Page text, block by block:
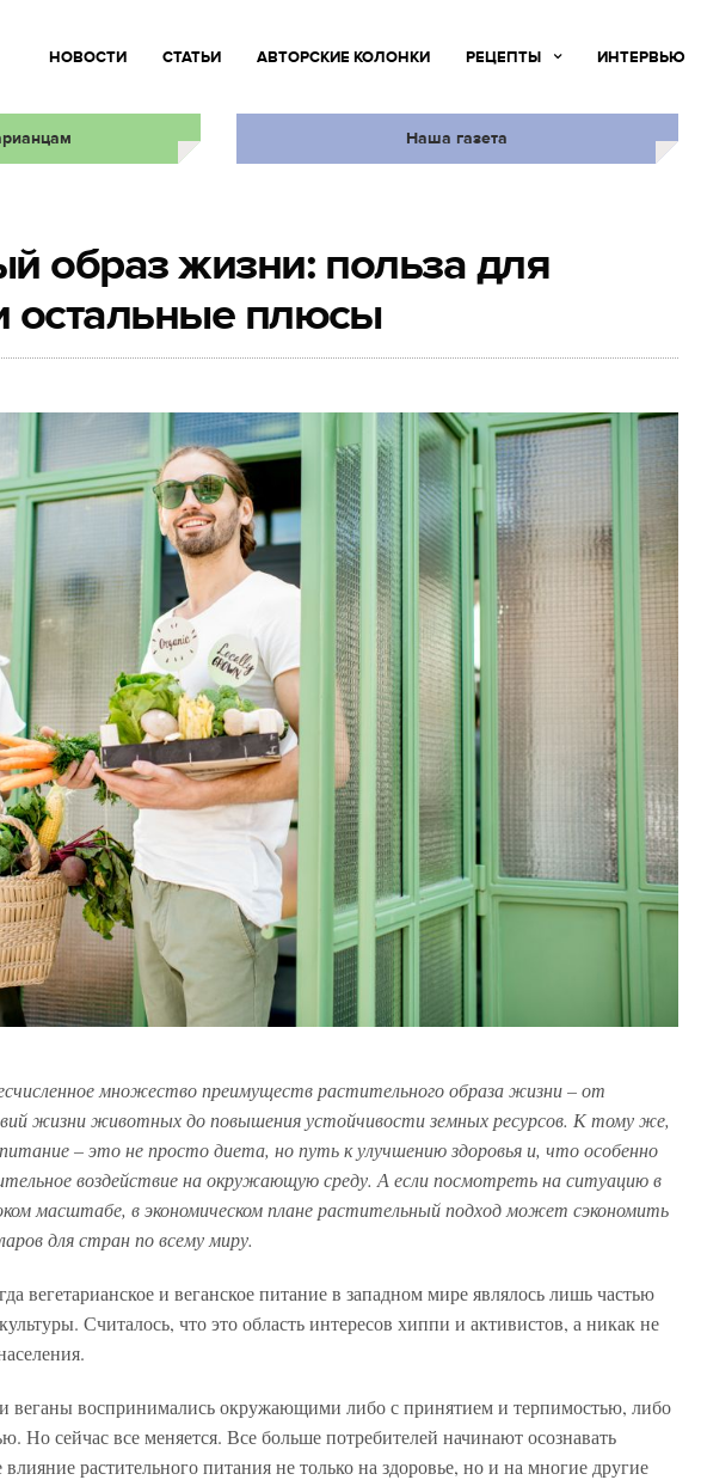
НОВОСТИ СТАТЬИ АВТОРСКИЕ КОЛОНКИ РЕЦЕПТЫ ИНТЕРВЬЮ
Наша газета
образ жизни: польза для
остальные плюсы
множество преимуществ растительного образа жизни – от
жизни животных до повышения устойчивости земных ресурсов. К тому же,
– это не просто диета, но путь к улучшению здоровья и, что особенно
воздействие на окружающую среду. А если посмотреть на ситуацию в
масштабе, в экономическом плане растительный подход может сэкономить
для стран по всему миру.
вегетарианское и веганское питание в западном мире являлось лишь частью
Считалось, что это область интересов хиппи и активистов, а никак не
веганы воспринимались окружающими либо с принятием и терпимостью, либо
Но сейчас все меняется. Все больше потребителей начинают осознавать
растительного питания не только на здоровье, но и на многие другие